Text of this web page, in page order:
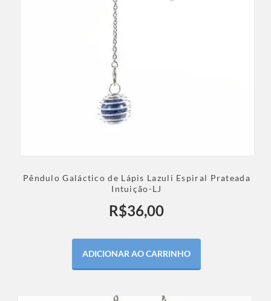
Pêndulo Galáctico de Lápis Lazuli Espiral Prateada
Intuição-LJ
R$36,00
ADICIONAR AO CARRINHO